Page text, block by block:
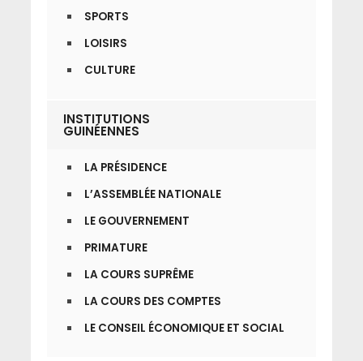
SPORTS
LOISIRS
CULTURE
INSTITUTIONS
GUINÉENNES
LA PRÉSIDENCE
L’ASSEMBLÉE NATIONALE
LE GOUVERNEMENT
PRIMATURE
LA COURS SUPRÊME
LA COURS DES COMPTES
LE CONSEIL ÉCONOMIQUE ET SOCIAL